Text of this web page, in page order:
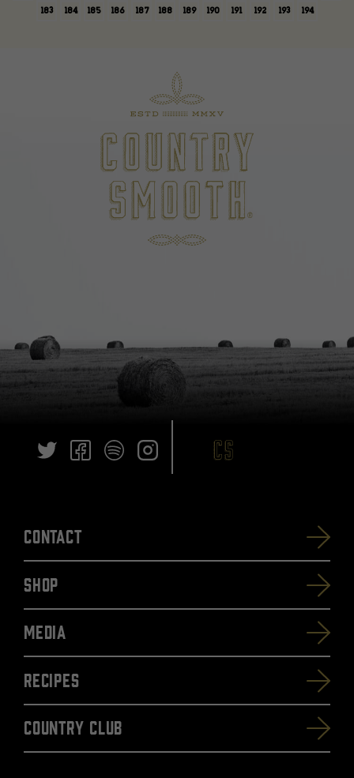
183 184 185 186 187 188 189 190 191 192 193 194
Contact
SHOP
Media
Recipes
Country Club